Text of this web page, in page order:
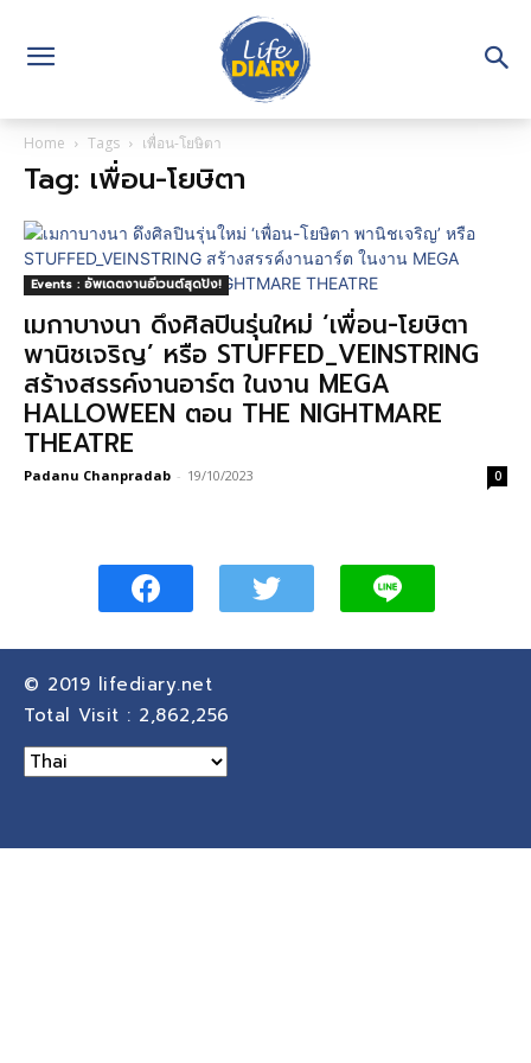
Home Tags เพื่อน-โยษิตา
Tag: เพื่อน-โยษิตา
Events : อัพเดตงานอีเวนต์สุดปัง!
เมกาบางนา ดึงศิลปินรุ่นใหม่ ‘เพื่อน-โยษิตา
พานิชเจริญ’ หรือ STUFFED_VEINSTRING
สร้างสรรค์งานอาร์ต ในงาน MEGA
HALLOWEEN ตอน THE NIGHTMARE
THEATRE
Padanu Chanpradab - 19/10/2023 0
© 2019 lifediary.net
Total Visit : 2,862,256